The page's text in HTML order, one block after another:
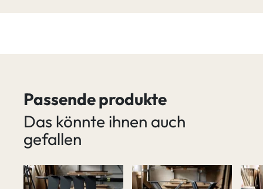
Passende produkte
Das könnte ihnen auch
gefallen